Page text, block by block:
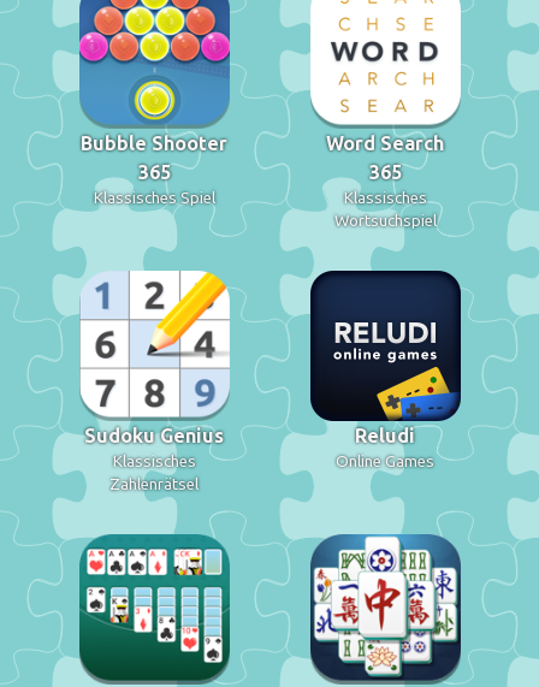
Bubble Shooter
365
Klassisches Spiel
Word Search
365
Klassisches
Wortsuchspiel
Sudoku Genius
Klassisches
Zahlenrätsel
Reludi
Online Games